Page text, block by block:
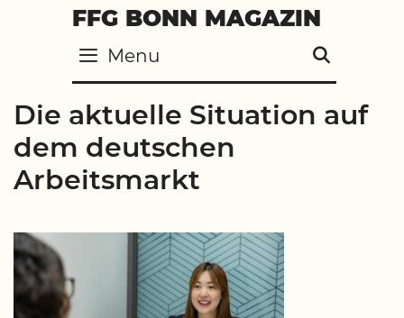
FFG BONN MAGAZIN
Menu
Die aktuelle Situation auf
dem deutschen
Arbeitsmarkt